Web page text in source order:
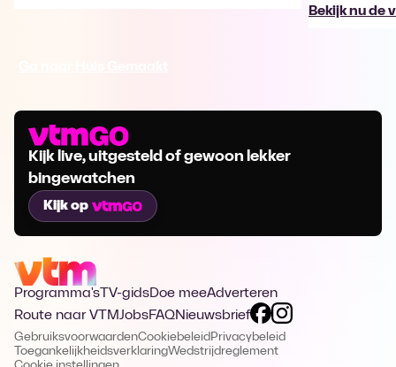
Bekijk nu de
Kijk live, uitgesteld of gewoon lekker
bingewatchen
Kijk op
Programma's TV-gidsDoe meeAdverteren
Route naar VTMJobsFAQNieuwsbrief
GebruiksvoorwaardenCookiebeleid Privacybeleid
ToegankelijkheidsverklaringWedstrijdreglement